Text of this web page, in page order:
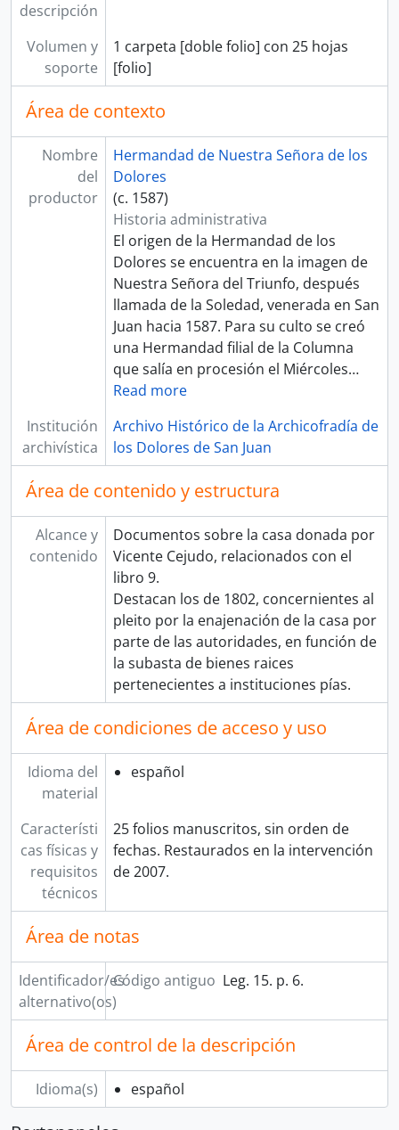
descripción
Volumen y
soporte
1 carpeta [doble folio] con 25 hojas
[folio]
Área de contexto
Nombre
del
productor
Hermandad de Nuestra Señora de los
Dolores
(c. 1587)
Historia administrativa
El origen de la Hermandad de los
Dolores se encuentra en la imagen de
Nuestra Señora del Triunfo, después
llamada de la Soledad, venerada en San
Juan hacia 1587. Para su culto se creó
una Hermandad filial de la Columna
que salía en procesión el Miércoles…
Read more
Institución
archivística
Archivo Histórico de la Archicofradía de
los Dolores de San Juan
Área de contenido y estructura
Alcance y
contenido
Documentos sobre la casa donada por
Vicente Cejudo, relacionados con el
libro 9.
Destacan los de 1802, concernientes al
pleito por la enajenación de la casa por
parte de las autoridades, en función de
la subasta de bienes raices
pertenecientes a instituciones pías.
Área de condiciones de acceso y uso
Idioma del
material
español
Característi
cas físicas y
requisitos
técnicos
25 folios manuscritos, sin orden de
fechas. Restaurados en la intervención
de 2007.
Área de notas
Identificador/es
alternativo(os)
Código antiguo Leg. 15. p. 6.
Área de control de la descripción
Idioma(s) español